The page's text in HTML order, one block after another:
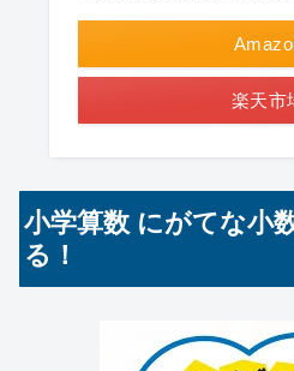
楽天市
小学算数 にがてな小
る！